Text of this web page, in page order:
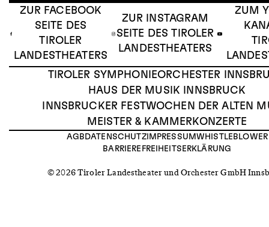
ZUR FACEBOOK
SEITE DES
TIROLER
LANDESTHEATERS
ZUR INSTAGRAM
SEITE DES TIROLER
LANDESTHEATERS
ZUM
TIROLER SYMPHONIEORCHESTER
HAUS DER MUSIK INNSBRUCK
INNSBRUCKER FESTWOCHEN DER ALTEN
MEISTER & KAMMERKONZERTE
AGB DATENSCHUTZIMPRESSUMWHISTLEBLOWER
BARRIEREFREIHEITSERKLÄRUNG
© 2026 Tiroler Landestheater und Orchester GmbH